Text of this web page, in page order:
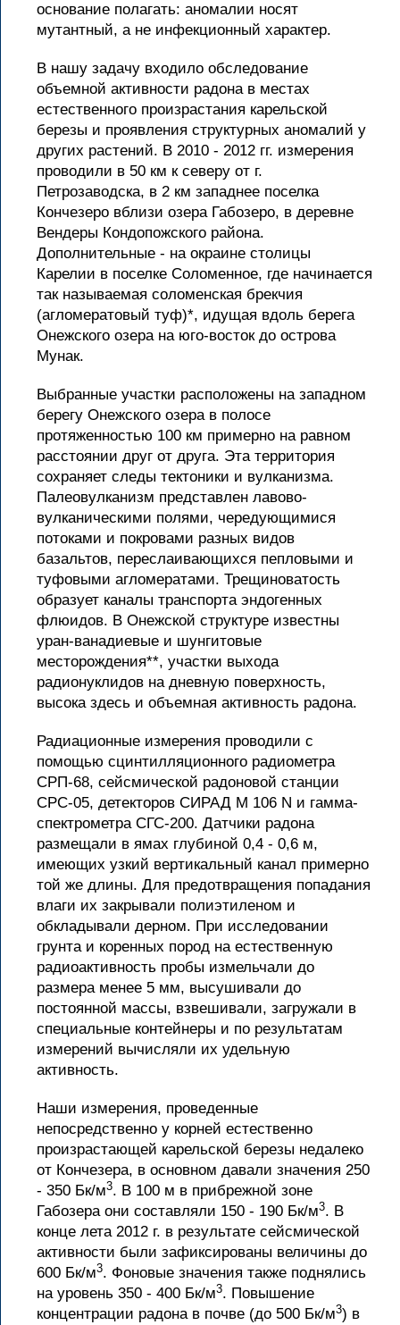
основание полагать: аномалии носят
мутантный, а не инфекционный характер.
В нашу задачу входило обследование
объемной активности радона в местах
естественного произрастания карельской
березы и проявления структурных аномалий у
других растений. В 2010 - 2012 гг. измерения
проводили в 50 км к северу от г.
Петрозаводска, в 2 км западнее поселка
Кончезеро вблизи озера Габозеро, в деревне
Вендеры Кондопожского района.
Дополнительные - на окраине столицы
Карелии в поселке Соломенное, где начинается
так называемая соломенская брекчия
(агломератовый туф)*, идущая вдоль берега
Онежского озера на юго-восток до острова
Мунак.
Выбранные участки расположены на западном
берегу Онежского озера в полосе
протяженностью 100 км примерно на равном
расстоянии друг от друга. Эта территория
сохраняет следы тектоники и вулканизма.
Палеовулканизм представлен лавово-
вулканическими полями, чередующимися
потоками и покровами разных видов
базальтов, переслаивающихся пепловыми и
туфовыми агломератами. Трещиноватость
образует каналы транспорта эндогенных
флюидов. В Онежской структуре известны
уран-ванадиевые и шунгитовые
месторождения**, участки выхода
радионуклидов на дневную поверхность,
высока здесь и объемная активность радона.
Радиационные измерения проводили с
помощью сцинтилляционного радиометра
СРП-68, сейсмической радоновой станции
СРС-05, детекторов СИРАД М 106 N и гамма-
спектрометра СГС-200. Датчики радона
размещали в ямах глубиной 0,4 - 0,6 м,
имеющих узкий вертикальный канал примерно
той же длины. Для предотвращения попадания
влаги их закрывали полиэтиленом и
обкладывали дерном. При исследовании
грунта и коренных пород на естественную
радиоактивность пробы измельчали до
размера менее 5 мм, высушивали до
постоянной массы, взвешивали, загружали в
специальные контейнеры и по результатам
измерений вычисляли их удельную
активность.
Наши измерения, проведенные
непосредственно у корней естественно
произрастающей карельской березы недалеко
от Кончезера, в основном давали значения 250
- 350 Бк/м3. В 100 м в прибрежной зоне
Габозера они составляли 150 - 190 Бк/м3. В
конце лета 2012 г. в результате сейсмической
активности были зафиксированы величины до
600 Бк/м3. Фоновые значения также поднялись
на уровень 350 - 400 Бк/м3. Повышение
концентрации радона в почве (до 500 Бк/м3) в